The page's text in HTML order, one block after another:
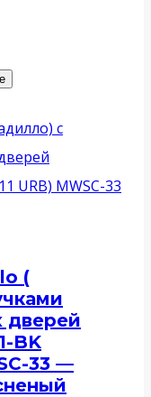
(
дверей
BK
33 —